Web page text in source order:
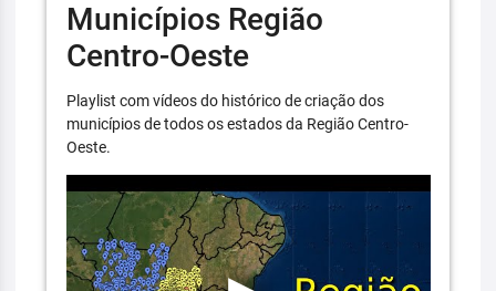
Municípios Região
Centro-Oeste
Playlist com vídeos do histórico de criação dos
municípios de todos os estados da Região Centro-
Oeste.